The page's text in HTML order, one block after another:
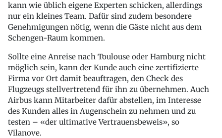
kann wie üblich eigene Experten schicken, allerdings
nur ein kleines Team. Dafür sind zudem besondere
Genehmigungen nötig, wenn die Gäste nicht aus dem
Schengen-Raum kommen.
Sollte eine Anreise nach Toulouse oder Hamburg nicht
möglich sein, kann der Kunde auch eine zertifizierte
Firma vor Ort damit beauftragen, den Check des
Flugzeugs stellvertretend für ihn zu übernehmen. Auch
Airbus kann Mitarbeiter dafür abstellen, im Interesse
des Kunden alles in Augenschein zu nehmen und zu
testen – «der ultimative Vertrauensbeweis», so
Vilanove.